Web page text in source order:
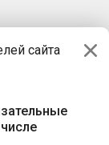
сайта